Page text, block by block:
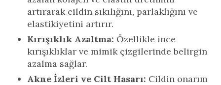
artırarak cildin sıkılığını, parlaklığını ve
elastikiyetini artırır.
Kırışıklık Azaltma: Özellikle ince
kırışıklıklar ve mimik çizgilerinde belirgin
azalma sağlar.
Akne İzleri ve Cilt Hasarı: Cildin onarım